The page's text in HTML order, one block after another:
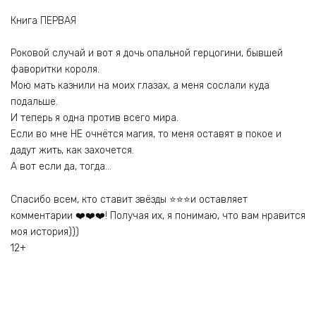
Книга ПЕРВАЯ
Роковой случай и вот я дочь опальной герцогини, бывшей
фаворитки короля.
Мою мать казнили на моих глазах, а меня сослали куда
подальше.
И теперь я одна против всего мира.
Если во мне НЕ очнётся магия, то меня оставят в покое и
дадут жить, как захочется.
А вот если да, тогда…
Спасибо всем, кто ставит звёзды ⭐⭐⭐и оставляет
комментарии ❤️❤️❤️! Получая их, я понимаю, что вам нравится
моя история)))
12+